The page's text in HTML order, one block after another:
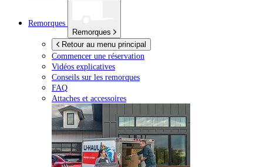
Remorques
Remorques
Retour au menu principal
Commencer une réservation
Vidéos explicatives
Conseils sur les remorques
FAQ
Attaches et accessoires